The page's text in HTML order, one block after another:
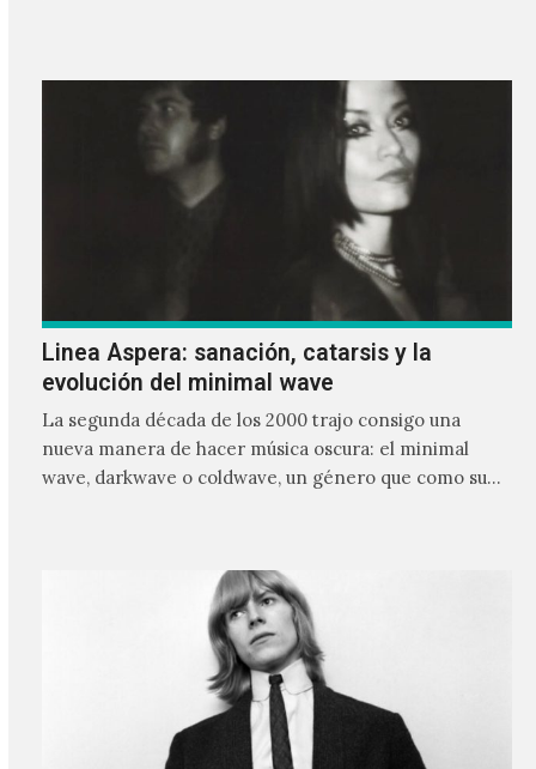
Linea Aspera: sanación, catarsis y la
evolución del minimal wave
La segunda década de los 2000 trajo consigo una
nueva manera de hacer música oscura: el minimal
wave, darkwave o coldwave, un género que como su